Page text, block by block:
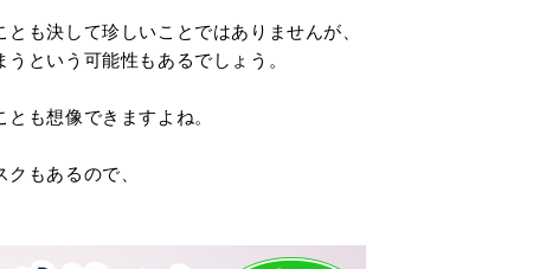
も決して珍しいことではありませんが、
という可能性もあるでしょう。
も想像できますよね。
もあるので、